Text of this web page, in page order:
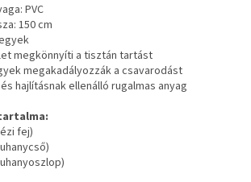
PVC
150 cm
megkönnyíti a tisztán tartást
megakadályozzák a csavarodást
hajlításnak ellenálló rugalmas anyag
fej)